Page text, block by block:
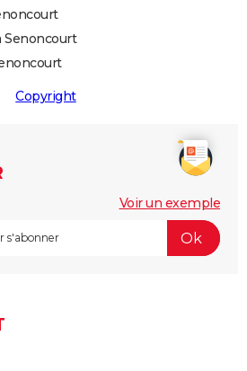
Senoncourt
Copyright
Voir un exemple